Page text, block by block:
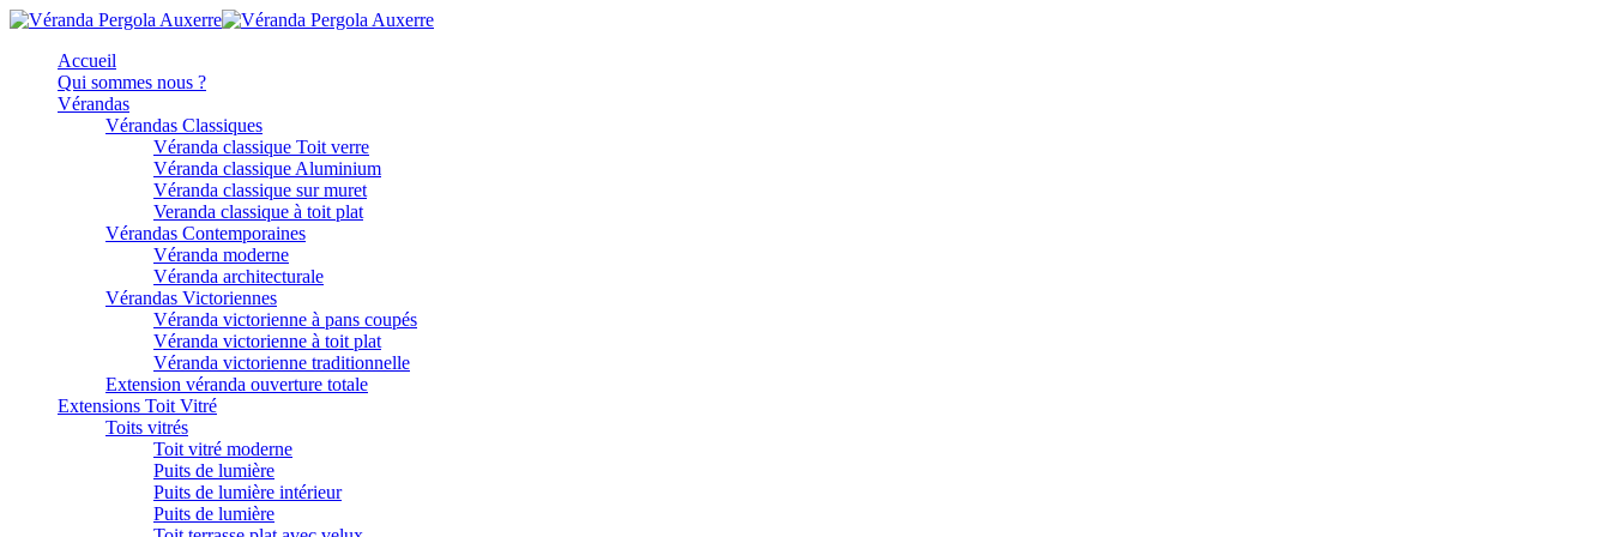
Accueil
Qui sommes nous ?
Vérandas
Vérandas Classiques
Véranda classique Toit verre
Véranda classique Aluminium
Véranda classique sur muret
Veranda classique à toit plat
Vérandas Contemporaines
Véranda moderne
Véranda architecturale
Vérandas Victoriennes
Véranda victorienne à pans coupés
Véranda victorienne à toit plat
Véranda victorienne traditionnelle
Extension véranda ouverture totale
Extensions Toit Vitré
Toits vitrés
Toit vitré moderne
Puits de lumière
Puits de lumière intérieur
Puits de lumière